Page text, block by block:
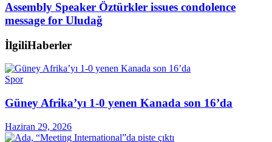
Assembly Speaker Öztürkler issues condolence
message for Uludağ
İlgiliHaberler
Spor
Güney Afrika’yı 1-0 yenen Kanada son 16’da
Haziran 29, 2026